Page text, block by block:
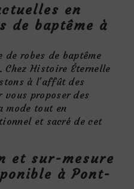
en
de baptême à
de robes de baptême
Histoire Éternelle
à l'affût des
vous proposer des
mode tout en
et sacré de cet
et sur-mesure
à Pont-